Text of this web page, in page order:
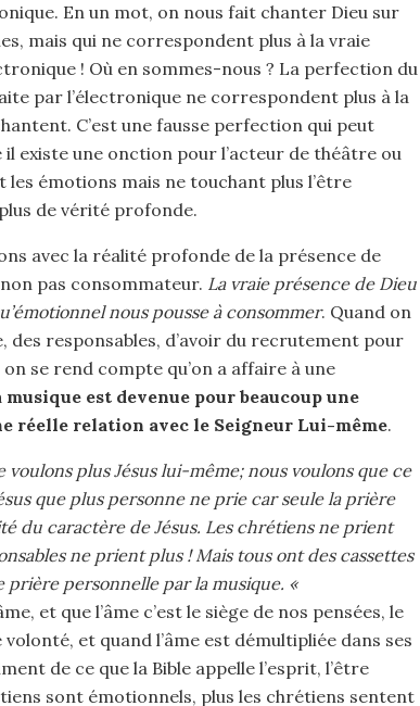
En un mot, on nous fait chanter Dieu sur
mais qui ne correspondent plus à la vraie
! Où en sommes-nous ? La perfection du
par l’électronique ne correspondent plus à la
C’est une fausse perfection qui peut
existe une onction pour l’acteur de théâtre ou
les émotions mais ne touchant plus l’être
de vérité profonde.
avec la réalité profonde de la présence de
pas consommateur. La vraie présence de Dieu
nous pousse à consommer. Quand on
des responsables, d’avoir du recrutement pour
se rend compte qu’on a affaire à une
est devenue pour beaucoup une
réelle relation avec le Seigneur Lui-même.
voulons plus Jésus lui-même; nous voulons que ce
que plus personne ne prie car seule la prière
du caractère de Jésus. Les chrétiens ne prient
ne prient plus ! Mais tous ont des cassettes
personnelle par la musique. «
et que l’âme c’est le siège de nos pensées, le
et quand l’âme est démultipliée dans ses
de ce que la Bible appelle l’esprit, l’être
sont émotionnels, plus les chrétiens sentent